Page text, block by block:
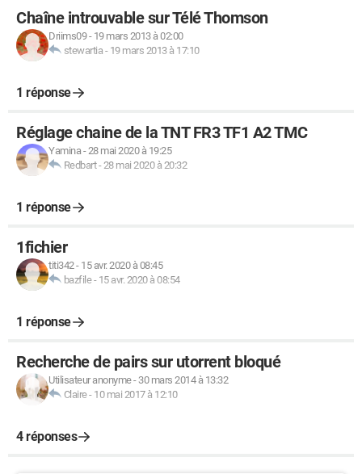
Chaîne introuvable sur Télé Thomson
Driims09- 19 mars 2013 à 02:00
stewartia - 19 mars 2013 à 17:10
1 réponse
Réglage chaine de la TNT FR3 TF1 A2 TMC
Yamina -28 mai 2020 à 19:25
Redbart-28 mai 2020 à 20:32
1 réponse
1fichier
titi342- 15 avr. 2020 à 08:45
bazfile- 15 avr. 2020 à 08:54
1 réponse
Recherche de pairs sur utorrent bloqué
Utilisateur anonyme- 30 mars 2014 à 13:32
Claire- 10 mai 2017 à 12:10
4 réponses